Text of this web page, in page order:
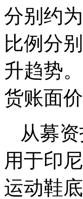
分别约
比例分
升趋势
货账面
从募
用于印
运动鞋